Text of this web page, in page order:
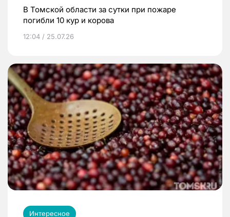
В Томской области за сутки при пожаре
погибли 10 кур и корова
12:04 / 25.07.26
Интересное